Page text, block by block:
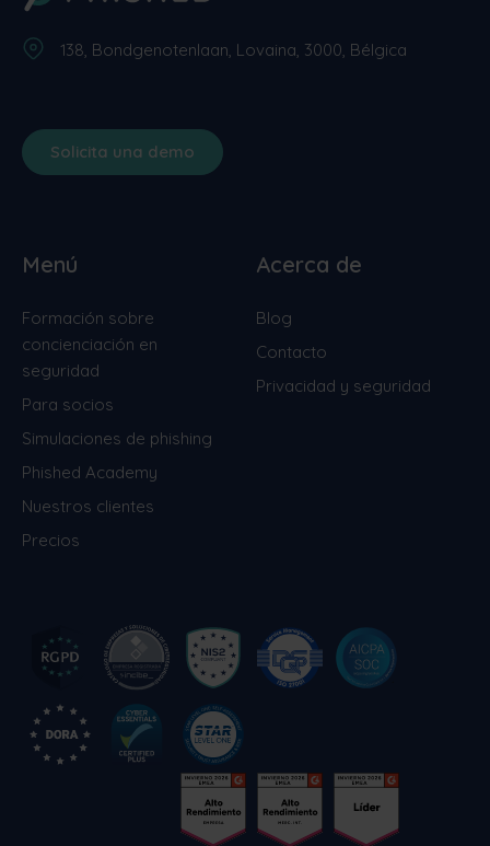
138, Bondgenotenlaan, Lovaina, 3000, Bélgica
Solicita una demo
Menú
Formación sobre
concienciación en
seguridad
Para socios
Simulaciones de phishing
Phished Academy
Nuestros clientes
Precios
Acerca de
Blog
Contacto
Privacidad y seguridad